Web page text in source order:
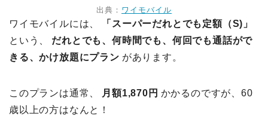
出典： ワイモバイル
ワイモバイルには、
「スーパーだれとでも定額（S)」
という、
だれとでも、何時間でも、何回でも通話がで
きる、かけ放題にプラン があります。
このプランは通常、 月額1,870円 かかるのですが、60
歳以上の方はなんと！